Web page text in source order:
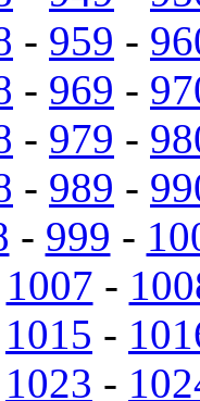
- 959 -
- 969 -
- 979 -
- 989 -
- 999 -
1007 -
1015 -
1023 -